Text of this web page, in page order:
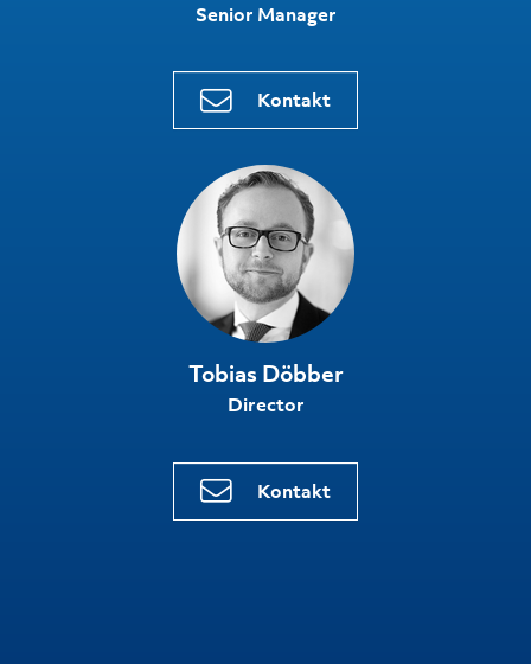
Senior Manager
Kontakt
Tobias Döbber
Director
Kontakt